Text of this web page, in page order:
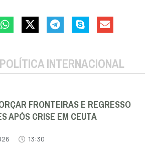
INTERNACIONAL
FRONTEIRAS E REGRESSO
APÓS CRISE EM CEUTA
13:30